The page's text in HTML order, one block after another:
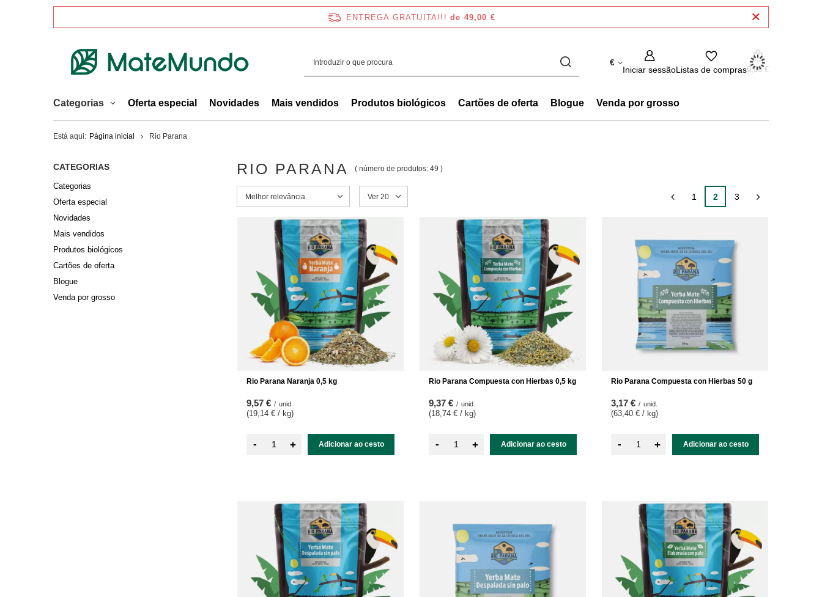
ENTREGA GRATUITA!!! de 49,00 €
€
Iniciar sessãoListas de compras0,00 €
Categorias Oferta especial Novidades Mais vendidos Produtos biológicos Cartões de oferta Blogue Venda por grosso
Está aqui: Página inicial Rio Parana
CATEGORIAS
Categorias
Oferta especial
Novidades
Mais vendidos
Produtos biológicos
Cartões de oferta
Blogue
Venda por grosso
RIO PARANA ( número de produtos: 49 )
Alterar a ordenação
Melhor relevância Alterar o número de produtos apresentados
Ver 20 1 2 3
Rio Parana Naranja 0,5 kg
9,57 € / unid.
(19,14 € / kg)
- + Adicionar ao cesto
Rio Parana Compuesta con Hierbas 0,5 kg
9,37 € / unid.
(18,74 € / kg)
- + Adicionar ao cesto
Rio Parana Compuesta con Hierbas 50 g
3,17 € / unid.
(63,40 € / kg)
- + Adicionar ao cesto